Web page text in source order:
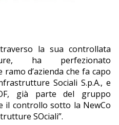
la sua controllata
ha perfezionato
ramo d’azienda che fa capo
Sociali S.p.A., e
già parte del gruppo
il controllo sotto la NewCo
SOciali”.